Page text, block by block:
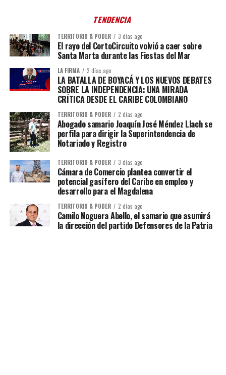
TENDENCIA
TERRITORIO & PODER 3 días ago
El rayo del CortoCircuito volvió a caer sobre
Santa Marta durante las Fiestas del Mar
LA FIRMA 2 días ago
LA BATALLA DE BOYACÁ Y LOS NUEVOS DEBATES
SOBRE LA INDEPENDENCIA: UNA MIRADA
CRÍTICA DESDE EL CARIBE COLOMBIANO
TERRITORIO & PODER 2 días ago
Abogado samario Joaquín José Méndez Llach se
perfila para dirigir la Superintendencia de
Notariado y Registro
TERRITORIO & PODER 3 días ago
Cámara de Comercio plantea convertir el
potencial gasífero del Caribe en empleo y
desarrollo para el Magdalena
TERRITORIO & PODER 2 días ago
Camilo Noguera Abello, el samario que asumirá
la dirección del partido Defensores de la Patria